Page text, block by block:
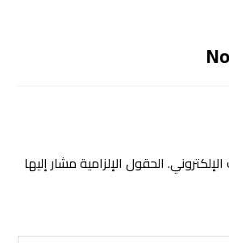
الحقول الإلزامية مشار إليها